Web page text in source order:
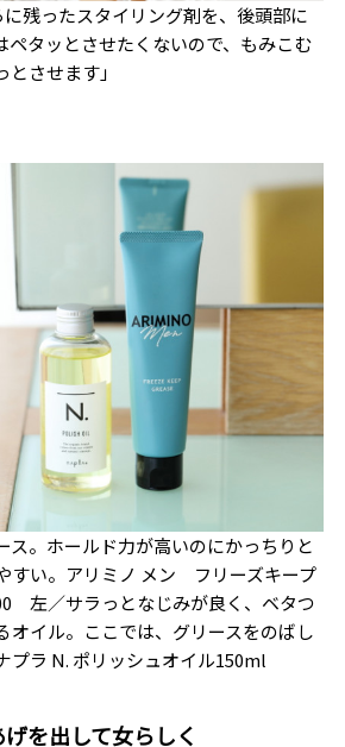
残ったスタイリング剤を、後頭部に
ペタッとさせたくないので、もみこむ
させます」
ス。ホールド力が高いのにかっちりと
すい。アリミノ メン フリーズキープ
左／サラっとなじみが良く、ベタつ
オイル。ここでは、グリースをのばし
プラ N. ポリッシュオイル150ml
を出して女らしく